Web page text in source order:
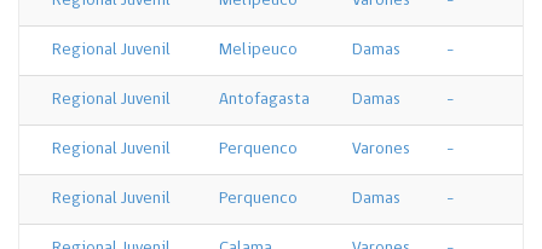
Regional Juvenil Melipeuco Damas -
Regional Juvenil Antofagasta Damas -
Regional Juvenil Perquenco Varones -
Regional Juvenil Perquenco Damas -